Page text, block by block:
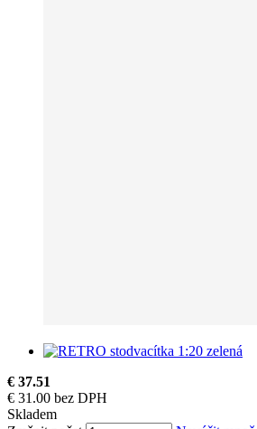
€ 37.51
€ 31.00 bez DPH
Skladem